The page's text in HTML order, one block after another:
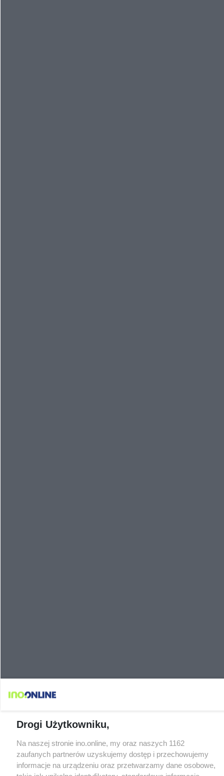
Drogi Użytkowniku,
Na naszej stronie ino.online, my oraz naszych 1162
zaufanych partnerów uzyskujemy dostęp i przechowujemy
informacje na urządzeniu oraz przetwarzamy dane osobowe,